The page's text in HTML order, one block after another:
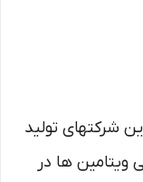
شرکتهای تولید
ویتامین ها در